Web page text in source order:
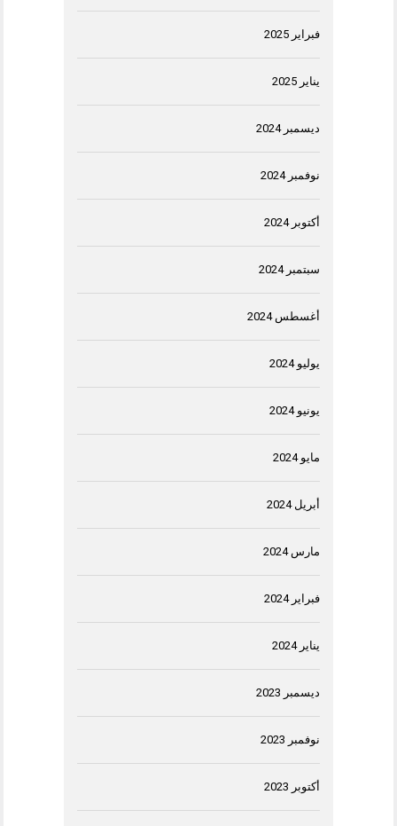
فبراير 2025
يناير 2025
ديسمبر 2024
نوفمبر 2024
أكتوبر 2024
سبتمبر 2024
أغسطس 2024
يوليو 2024
يونيو 2024
مايو 2024
أبريل 2024
مارس 2024
فبراير 2024
يناير 2024
ديسمبر 2023
نوفمبر 2023
أكتوبر 2023